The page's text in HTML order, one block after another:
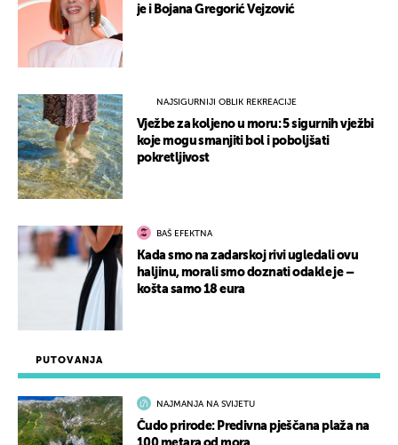
PUTOVANJA
NAJMANJA NA SVIJETU
Čudo prirode: Predivna pješčana plaža na
je i Bojana Gregorić Vejzović
NAJSIGURNIJI OBLIK REKREACIJE
Vježbe za koljeno u moru: 5 sigurnih vježbi
koje mogu smanjiti bol i poboljšati
pokretljivost
BAŠ EFEKTNA
Kada smo na zadarskoj rivi ugledali ovu
haljinu, morali smo doznati odakle je –
košta samo 18 eura